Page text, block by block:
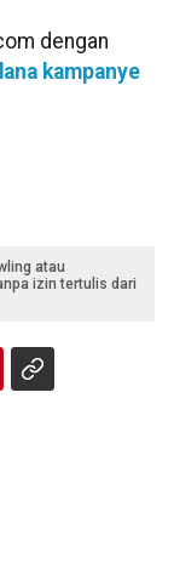
dengan
kampanye
atau
izin tertulis dari